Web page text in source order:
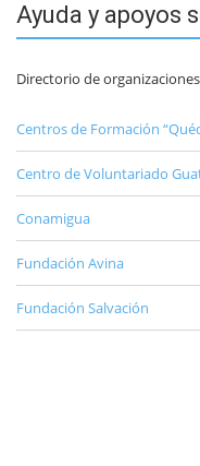
Ayuda y apoyos
Directorio de
Centros de Formación
Centro de Voluntariado
Conamigua
Fundación Avina
Fundación Salvación